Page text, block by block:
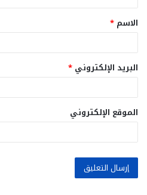
ق
*
الاسم *
البريد الإلكتروني *
الموقع الإلكتروني